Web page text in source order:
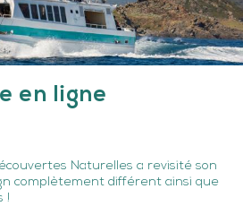
en ligne
Naturelles a revisité son
complètement différent ainsi que
!